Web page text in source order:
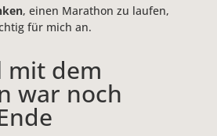
, einen Marathon zu laufen,
für mich an.
mit dem
war noch